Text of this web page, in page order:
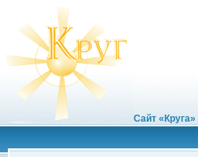
Сайт «Круга»